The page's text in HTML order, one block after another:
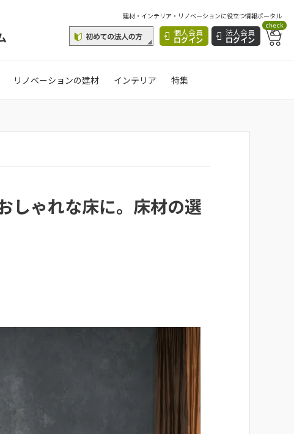
建材・インテリア・リノベーションに役立つ情報ポータル
個人会員
ログイン
法人会員
ログイン
check
リノベーションの建材 インテリア 特集
しゃれな床に。床材の選